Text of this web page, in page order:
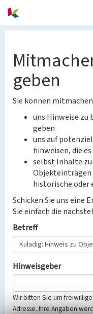
geben
Sie können
uns Hinweise
geben
uns auf
hinweisen, die
selbst Inhalte zu
Objekteinträgen
historische oder
Schicken Sie uns eine
Sie einfach die
Betreff
Hinweisgeber
Wir bitten Sie um freiwillige
Adresse. Ihre Angaben